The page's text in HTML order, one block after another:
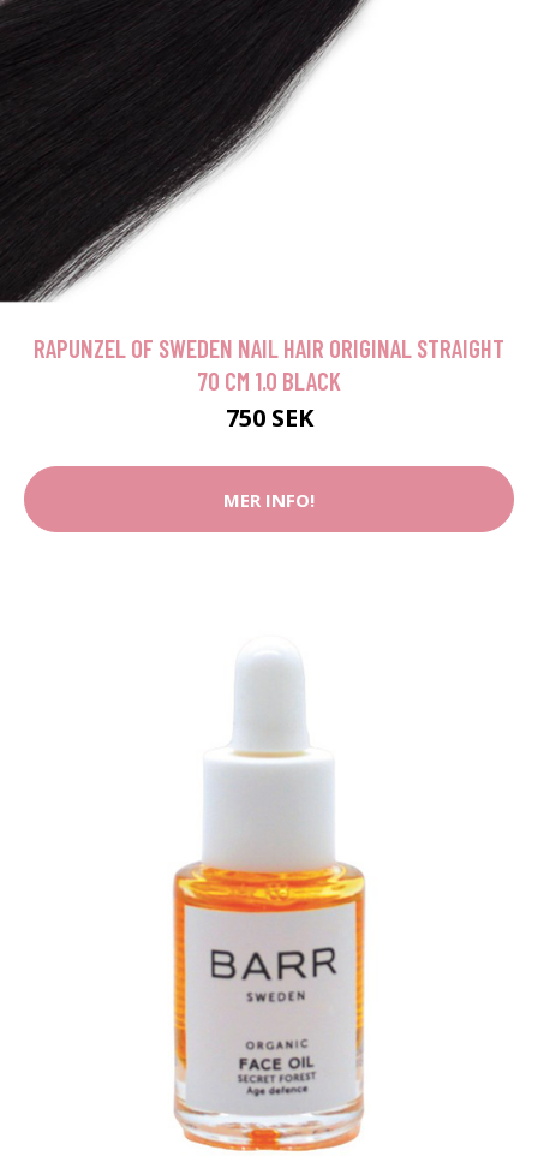
RAPUNZEL OF SWEDEN NAIL HAIR ORIGINAL STRAIGHT
70 CM 1.0 BLACK
750 SEK
MER INFO!